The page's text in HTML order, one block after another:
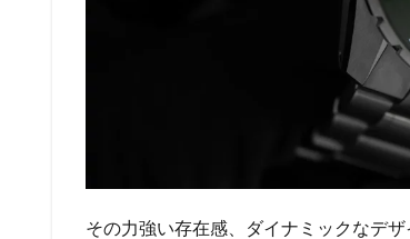
その力強い存在感、ダイナミックなデ